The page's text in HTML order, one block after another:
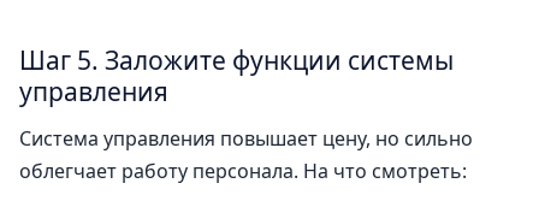
Шаг 5. Заложите функции системы
управления
Система управления повышает цену, но сильно
облегчает работу персонала. На что смотреть: